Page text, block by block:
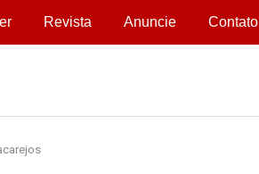
Revista Anuncie Contato